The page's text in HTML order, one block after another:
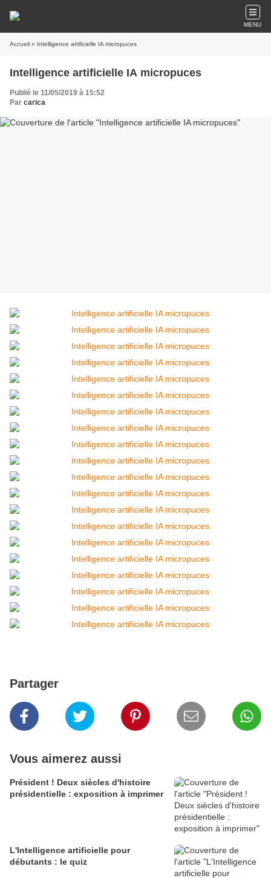
MENU
Accueil » Intelligence artificielle IA micropuces
Intelligence artificielle IA micropuces
Publié le 11/05/2019 à 15:52
Par carica
Partager
Vous aimerez aussi
Président ! Deux siècles d'histoire
présidentielle : exposition à imprimer
L'Intelligence artificielle pour
débutants : le quiz